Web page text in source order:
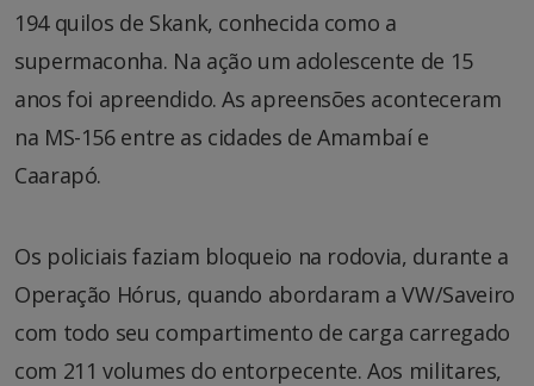
194 quilos de Skank, conhecida como a
supermaconha. Na ação um adolescente de 15
anos foi apreendido. As apreensões aconteceram
na MS-156 entre as cidades de Amambaí e
Caarapó.
Os policiais faziam bloqueio na rodovia, durante a
Operação Hórus, quando abordaram a VW/Saveiro
com todo seu compartimento de carga carregado
com 211 volumes do entorpecente. Aos militares,